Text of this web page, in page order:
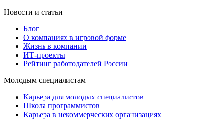
Новости и статьи
Блог
О компаниях в игровой форме
Жизнь в компании
ИТ-проекты
Рейтинг работодателей России
Молодым специалистам
Карьера для молодых специалистов
Школа программистов
Карьера в некоммерческих организациях